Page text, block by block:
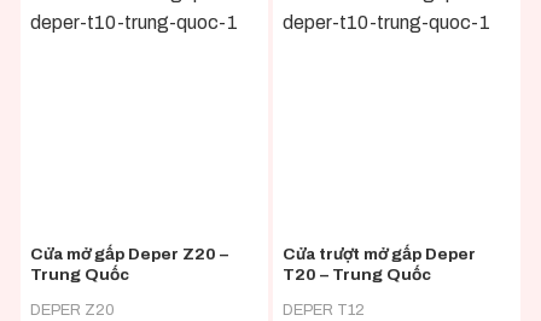
Cửa mở gấp Deper Z20 –
Trung Quốc
DEPER Z20
Cửa trượt mở gấp Deper
T20 – Trung Quốc
DEPER T12